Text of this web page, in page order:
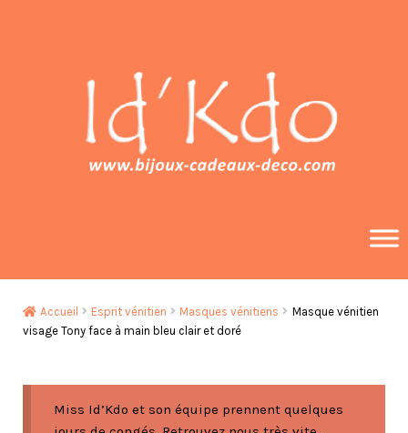
Accueil Esprit vénitien Masques vénitiens
Masque vénitien
visage Tony face à main bleu clair et doré
Miss Id’Kdo et son équipe prennent quelques